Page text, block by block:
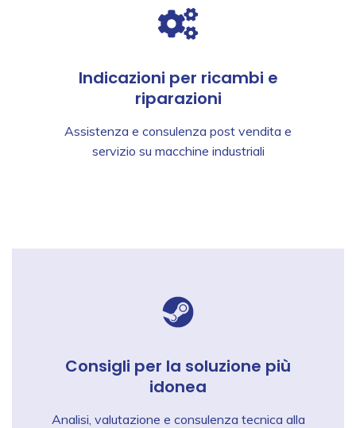
Indicazioni per ricambi e
riparazioni
Assistenza e consulenza post vendita e
servizio su macchine industriali
Consigli per la soluzione più
idonea
Analisi, valutazione e consulenza tecnica alla